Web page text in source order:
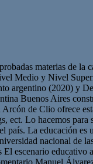
materias de
Medio y Nivel
argentino (2020) y
Buenos Aires
de Clio ofrece
Lo hacemos
país. La educación
nacional de
escenario
Manuel